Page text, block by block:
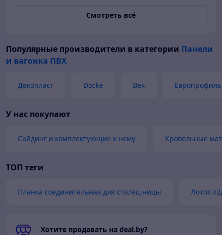
Смотреть всё
Популярные производители в категории Панели
и вагонка ПВХ
Декопласт Docke Век Европрофиль
У нас покупают
Сайдинг и комплектующие к нему Кровельные
ТОП теги
Планка соединительная для столешницы Лоток
Хотите продавать на deal.by?